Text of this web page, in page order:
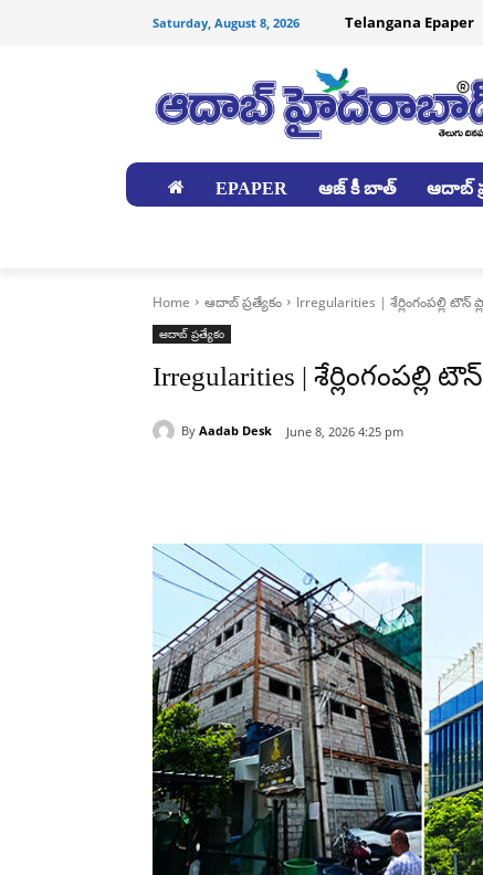
Saturday, August 8, 2026 Telangana Epaper
EPAPER ఆజ్ కీ బాత్ ఆదాబ్
Home ఆదాబ్ ప్రత్యేకం Irregularities | శేర్లింగంపల్లి
ఆదాబ్ ప్రత్యేకం
Irregularities |
By Aadab Desk June 8, 2026 4:25 pm